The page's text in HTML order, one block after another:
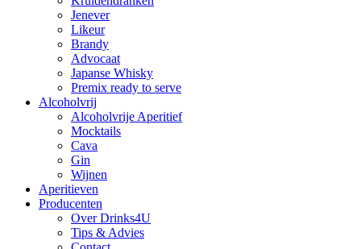
Jenever
Likeur
Brandy
Advocaat
Japanse Whisky
Premix ready to serve
Alcoholvrij
Alcoholvrije Aperitief
Mocktails
Cava
Gin
Wijnen
Aperitieven
Producenten
Over Drinks4U
Tips & Advies